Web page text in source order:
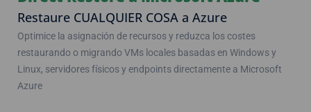
Restaure CUALQUIER COSA a Azure
Optimice la asignación de recursos y reduzca los costes
restaurando o migrando VMs locales basadas en Windows y
Linux, servidores físicos y endpoints directamente a Microsoft
Azure